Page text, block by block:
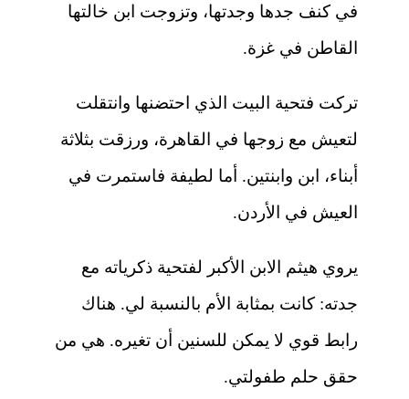
في كنف جدها وجدتها، وتزوجت ابن خالتها
القاطن في غزة.
تركت فتحية البيت الذي احتضنها وانتقلت
لتعيش مع زوجها في القاهرة، ورزقت بثلاثة
أبناء، ابن وابنتين. أما لطيفة فاستمرت في
العيش في الأردن.
يروي هيثم الابن الأكبر لفتحية ذكرياته مع
جدته: كانت بمثابة الأم بالنسبة لي. هناك
رابط قوي لا يمكن للسنين أن تغيره. هي من
حقق حلم طفولتي.